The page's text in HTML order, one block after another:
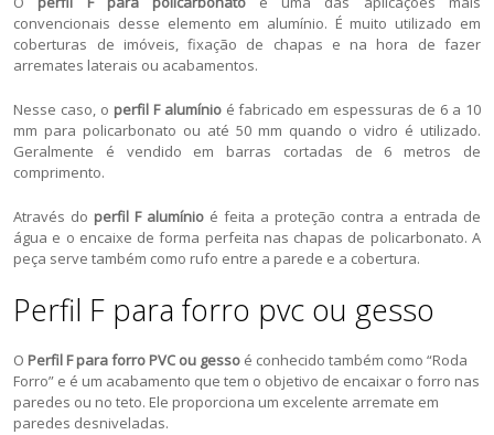
convencionais desse elemento em alumínio. É muito utilizado em
coberturas de imóveis, fixação de chapas e na hora de fazer
arremates laterais ou acabamentos.
Nesse caso, o perfil F alumínioé fabricado em espessuras de 6 a 10
mm para policarbonato ou até 50 mm quando o vidro é utilizado.
Geralmente é vendido em barras cortadas de 6 metros de
comprimento.
Através do perfil F alumínio é feita a proteção contra a entrada de
água e o encaixe de forma perfeita nas chapas de policarbonato. A
peça serve também como rufo entre a parede e a cobertura.
Perfil F para forro pvc ou gesso
O Perfil F para forro PVC ou gesso é conhecido também como “Roda
Forro” e é um acabamento que tem o objetivo de encaixar o forro nas
paredes ou no teto. Ele proporciona um excelente arremate em
paredes desniveladas.